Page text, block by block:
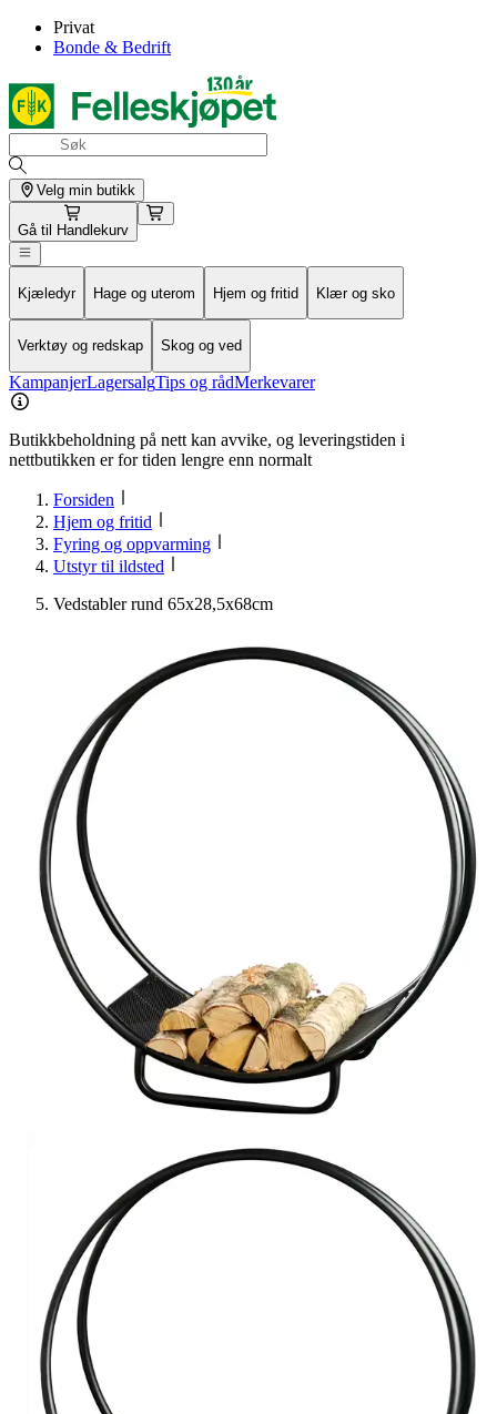
Privat
Bonde & Bedrift
Velg min butikk
Gå til Handlekurv
Kjæledyr Hage og uterom Hjem og fritid Klær og sko
Verktøy og redskap Skog og ved
KampanjerLagersalgTips og rådMerkevarer
Butikkbeholdning på nett kan avvike, og leveringstiden i
nettbutikken er for tiden lengre enn normalt
Forsiden
Hjem og fritid
Fyring og oppvarming
Utstyr til ildsted
Vedstabler rund 65x28,5x68cm